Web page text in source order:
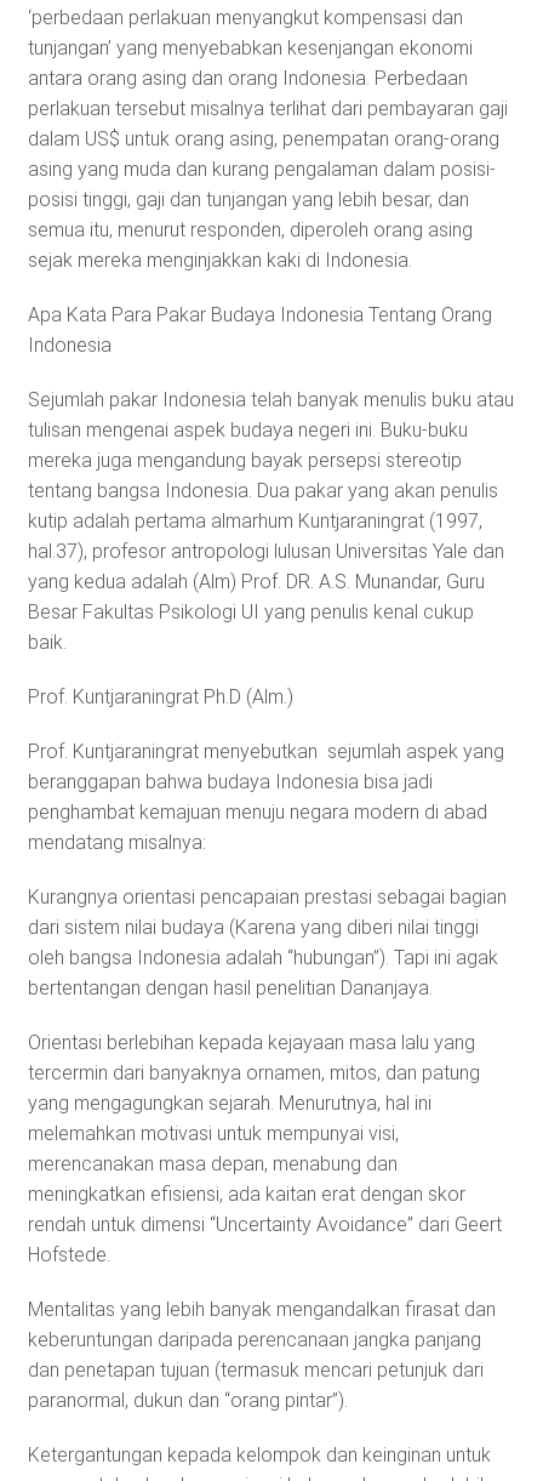
‘perbedaan perlakuan menyangkut kompensasi dan
tunjangan’ yang menyebabkan kesenjangan ekonomi
antara orang asing dan orang Indonesia. Perbedaan
perlakuan tersebut misalnya terlihat dari pembayaran gaji
dalam US$ untuk orang asing, penempatan orang-orang
asing yang muda dan kurang pengalaman dalam posisi-
posisi tinggi, gaji dan tunjangan yang lebih besar, dan
semua itu, menurut responden, diperoleh orang asing
sejak mereka menginjakkan kaki di Indonesia.
Apa Kata Para Pakar Budaya Indonesia Tentang Orang
Indonesia
Sejumlah pakar Indonesia telah banyak menulis buku atau
tulisan mengenai aspek budaya negeri ini. Buku-buku
mereka juga mengandung bayak persepsi stereotip
tentang bangsa Indonesia. Dua pakar yang akan penulis
kutip adalah pertama almarhum Kuntjaraningrat (1997,
hal.37), profesor antropologi lulusan Universitas Yale dan
yang kedua adalah (Alm) Prof. DR. A.S. Munandar, Guru
Besar Fakultas Psikologi UI yang penulis kenal cukup
baik.
Prof. Kuntjaraningrat Ph.D (Alm.)
Prof. Kuntjaraningrat menyebutkan sejumlah aspek yang
beranggapan bahwa budaya Indonesia bisa jadi
penghambat kemajuan menuju negara modern di abad
mendatang misalnya:
Kurangnya orientasi pencapaian prestasi sebagai bagian
dari sistem nilai budaya (Karena yang diberi nilai tinggi
oleh bangsa Indonesia adalah “hubungan”). Tapi ini agak
bertentangan dengan hasil penelitian Dananjaya.
Orientasi berlebihan kepada kejayaan masa lalu yang
tercermin dari banyaknya ornamen, mitos, dan patung
yang mengagungkan sejarah. Menurutnya, hal ini
melemahkan motivasi untuk mempunyai visi,
merencanakan masa depan, menabung dan
meningkatkan efisiensi, ada kaitan erat dengan skor
rendah untuk dimensi “Uncertainty Avoidance” dari Geert
Hofstede.
Mentalitas yang lebih banyak mengandalkan firasat dan
keberuntungan daripada perencanaan jangka panjang
dan penetapan tujuan (termasuk mencari petunjuk dari
paranormal, dukun dan “orang pintar”).
Ketergantungan kepada kelompok dan keinginan untuk